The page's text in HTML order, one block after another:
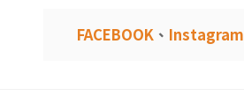
FACEBOOK 、 Instagram